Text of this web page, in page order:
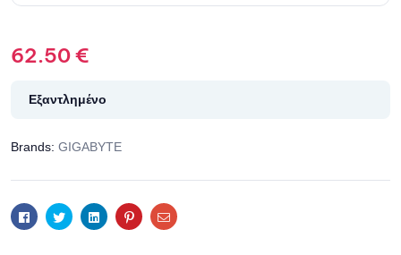
62.50€
Εξαντλημένο
Brands: GIGABYTE
FacebookTwitterLinkedinPinterestEmail